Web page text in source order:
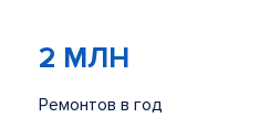
2 МЛН
Ремонтов в год